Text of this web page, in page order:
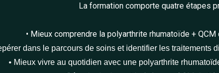
La formation comporte quatre étapes
• Mieux comprendre la polyarthrite rhumatoïde +
dans le parcours de soins et identifier les traitements
• Mieux vivre au quotidien avec une polyarthrite